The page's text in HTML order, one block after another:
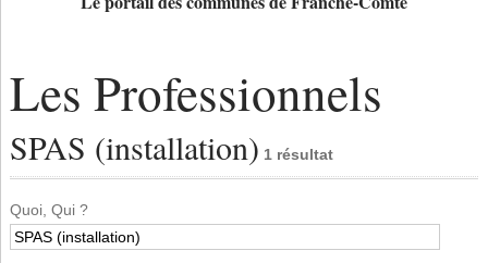
Les Professionnels
SPAS (installation) 1 résultat
Quoi, Qui ?